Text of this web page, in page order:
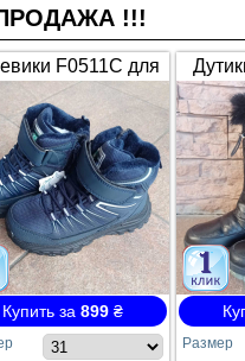
!!!
F0511C для
хлопчика, зима,
липучка та
змійка
Купить за 899 ₴
Размер